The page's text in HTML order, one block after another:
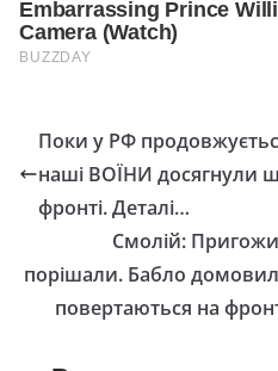
Поки у РФ
наші ВОЇНИ досягнули
фронті. Деталі…
Смолій:
порішали. Бабло
повертаються на